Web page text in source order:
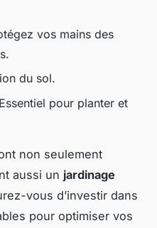
vos mains des
du sol.
pour planter et
non seulement
aussi un jardinage
vous d’investir dans
pour optimiser vos